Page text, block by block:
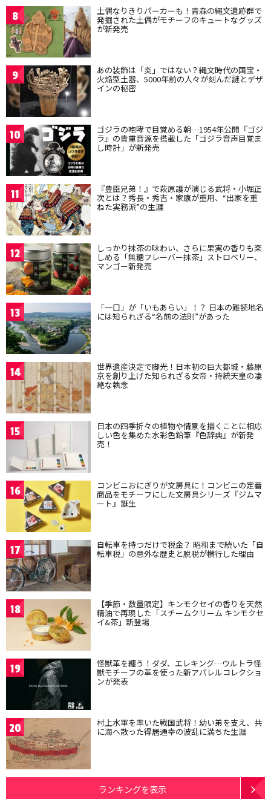
8 土偶なりきりパーカーも！青森の縄文遺跡群で
発掘された土偶がモチーフのキュートなグッズ
が新発売
9 あの装飾は「炎」ではない？縄文時代の国宝・
火焔型土器、5000年前の人々が刻んだ謎とデザ
インの秘密
10 ゴジラの咆哮で目覚める朝…1954年公開『ゴジ
ラ』の貴重音源を搭載した「ゴジラ音声目覚ま
し時計」が新発売
11 『豊臣兄弟！』で萩原護が演じる武将・小堀正
次とは？秀長・秀吉・家康が重用、“出家を重
ねた実務派”の生涯
12 しっかり抹茶の味わい、さらに果実の香りも楽
しめる「無糖フレーバー抹茶」ストロベリー、
マンゴー新発売
13 「一口」が「いもあらい」！？ 日本の難読地名
には知られざる“名前の法則”があった
14 世界遺産決定で脚光！日本初の巨大都城・藤原
京を創り上げた知られざる女帝・持統天皇の凄
絶な執念
15 日本の四季折々の植物や情景を描くことに相応
しい色を集めた水彩色鉛筆『色辞典』が新発
売！
16 コンビニおにぎりが文房具に！コンビニの定番
商品をモチーフにした文房具シリーズ『ジムマ
ート』誕生
17 自転車を持つだけで税金？ 昭和まで続いた「自
転車税」の意外な歴史と脱税が横行した理由
18 【季節・数量限定】キンモクセイの香りを天然
精油で再現した「スチームクリーム キンモクセ
イ&茶」新登場
19 怪獣革を纏う！ダダ、エレキング…ウルトラ怪
獣モチーフの革を使った新アパレルコレクショ
ンが発表
20 村上水軍を率いた戦国武将！幼い弟を支え、共
に海へ散った得居通幸の波乱に満ちた生涯
ランキングを表示